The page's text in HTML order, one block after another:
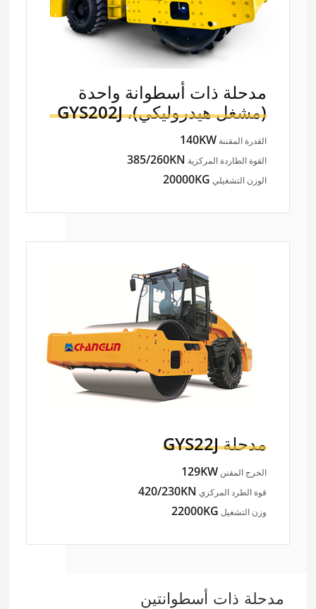
مدحلة ذات أسطوانة واحدة
(مشغل هيدروليكي)،GYS202J
القدرة المقننة140KW
القوة الطاردة المركزية 385/260KN
الوزن التشغيلي 20000KG
مدحلةGYS22J
الخرج المقنن129KW
قوة الطرد المركزي 420/230KN
وزن التشغيل 22000KG
مدحلة ذات أسطوانتين